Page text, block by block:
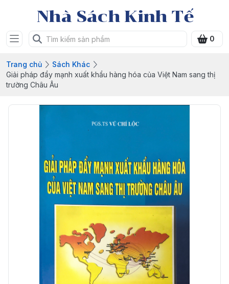
Nhà Sách Kinh Tế
0
Trang chủ
Sách Khác
Giải pháp đẩy mạnh xuất khẩu hàng hóa của Việt Nam sang thị
trường Châu Âu